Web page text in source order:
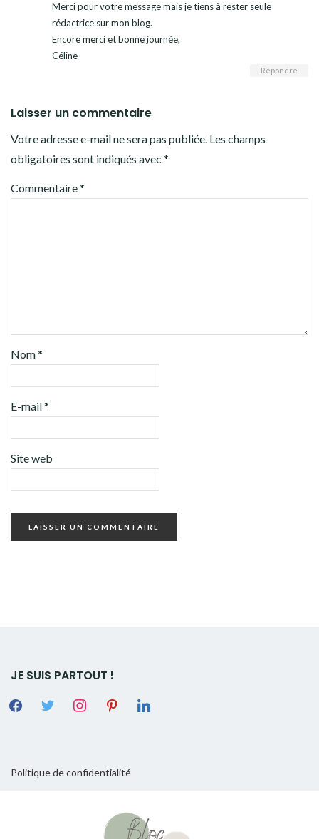
Merci pour votre message mais je tiens à rester seule
rédactrice sur mon blog.
Encore merci et bonne journée,
Céline
Répondre
Laisser un commentaire
Votre adresse e-mail ne sera pas publiée. Les champs
obligatoires sont indiqués avec *
Commentaire*
Nom*
E-mail*
Site web
JE SUIS PARTOUT !
Politique de confidentialité